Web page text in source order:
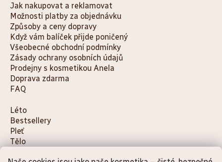
Jak nakupovat a reklamovat
Možnosti platby za objednávku
Způsoby a ceny dopravy
Když vám balíček přijde poničený
Všeobecné obchodní podmínky
Zásady ochrany osobních údajů
Prodejny s kosmetikou Anela
Doprava zdarma
FAQ
K
a
t
e
Léto
Bestsellery
Pleť
Tělo